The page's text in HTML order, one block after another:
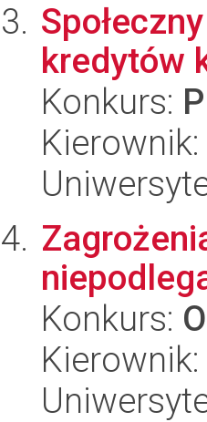
kredytów
Konkurs:
Konkurs: